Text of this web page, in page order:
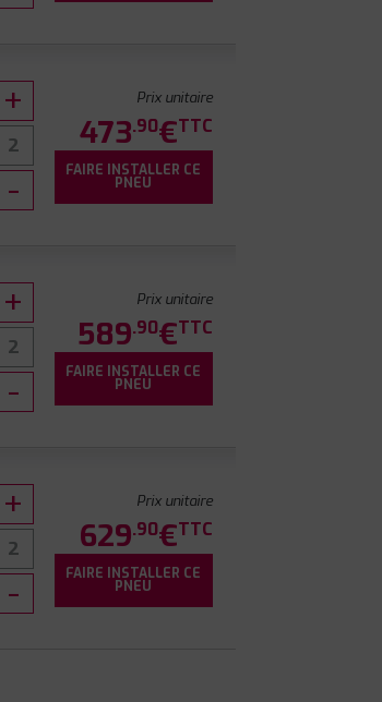
Prix unitaire
473.90€TTC
FAIRE INSTALLER CE
PNEU
Prix unitaire
589.90€TTC
FAIRE INSTALLER CE
PNEU
Prix unitaire
629.90€TTC
FAIRE INSTALLER CE
PNEU